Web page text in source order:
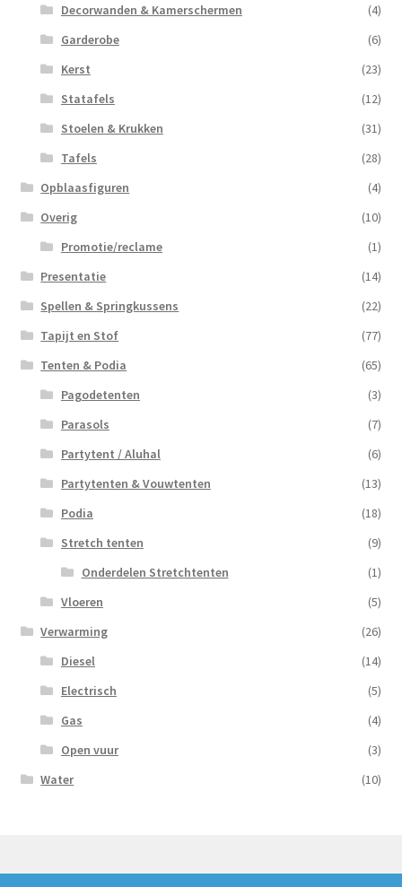
Decorwanden & Kamerschermen
(4)
Garderobe
(6)
Kerst
(23)
Statafels
(12)
Stoelen & Krukken
(31)
Tafels
(28)
Opblaasfiguren
(4)
Overig
(10)
Promotie/reclame
(1)
Presentatie
(14)
Spellen & Springkussens
(22)
Tapijt en Stof
(77)
Tenten & Podia
(65)
Pagodetenten
(3)
Parasols
(7)
Partytent / Aluhal
(6)
Partytenten & Vouwtenten
(13)
Podia
(18)
Stretch tenten
(9)
Onderdelen Stretchtenten
(1)
Vloeren
(5)
Verwarming
(26)
Diesel
(14)
Electrisch
(5)
Gas
(4)
Open vuur
(3)
Water
(10)